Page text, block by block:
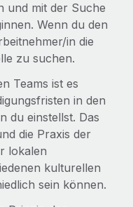
dein Team
Remote über unser
Business-
Funktionen in deine
Partnerschaft
Qualifikationen
und mit der Suche
Wenn du den
in die
zu suchen.
Teams ist es
in den
du einstellst. Das
die Praxis der
lokalen
kulturellen
sein können.